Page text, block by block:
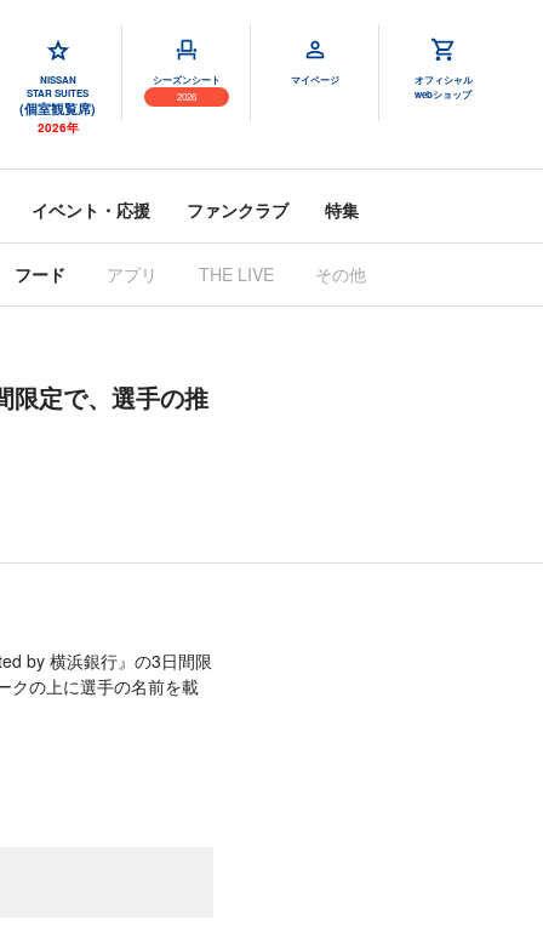
NISSAN
STAR SUITES
(個室観覧席)
2026年
シーズンシート
2026
マイページ
オフィシャル
webショップ
イベント・応援 ファンクラブ 特集
フード アプリ THE LIVE その他
定で、選手の推
by 横浜銀行』の3日間限
クの上に選手の名前を載